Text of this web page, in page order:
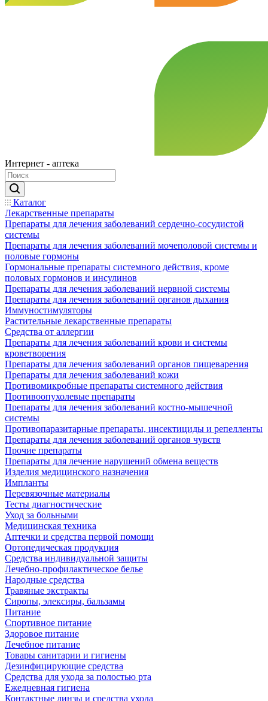
Интернет - аптека
Каталог
Лекарственные препараты
Препараты для лечения заболеваний сердечно-сосудистой
системы
Препараты для лечения заболеваний мочеполовой системы и
половые гормоны
Гормональные препараты системного действия, кроме
половых гормонов и инсулинов
Препараты для лечения заболеваний нервной системы
Препараты для лечения заболеваний органов дыхания
Иммуностимуляторы
Растительные лекарственные препараты
Средства от аллергии
Препараты для лечения заболеваний крови и системы
кроветворения
Препараты для лечения заболеваний органов пищеварения
Препараты для лечения заболеваний кожи
Противомикробные препараты системного действия
Противоопухолевые препараты
Препараты для лечения заболеваний костно-мышечной
системы
Противопаразитарные препараты, инсектициды и репелленты
Препараты для лечения заболеваний органов чувств
Прочие препараты
Препараты для лечение нарушений обмена веществ
Изделия медицинского назначения
Импланты
Перевязочные материалы
Тесты диагностические
Уход за больными
Медицинская техника
Аптечки и средства первой помощи
Ортопедическая продукция
Средства индивидуальной защиты
Лечебно-профилактическое белье
Народные средства
Травяные экстракты
Сиропы, элексиры, бальзамы
Питание
Спортивное питание
Здоровое питание
Лечебное питание
Товары санитарии и гигиены
Дезинфицирующие средства
Средства для ухода за полостью рта
Ежедневная гигиена
Контактные линзы и средства ухода